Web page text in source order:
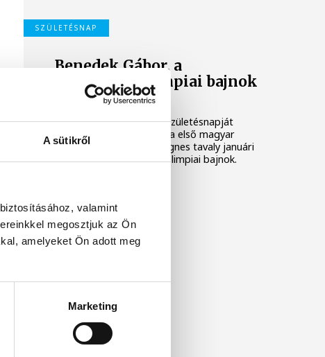
A sütikről
valamint
megosztjuk az Ön
amelyeket Ön adott meg
Marketing
SZÜLETÉSNAP
Benedek Gábor, a
legidősebb olimpiai bajnok
99 éves
Hétfőn (ma) ünnepli 99. születésnapját
Benedek Gábor, az öttusa első magyar
világbajnoka, aki Keleti Ágnes tavaly januári
halála óta a legidősebb olimpiai bajnok.